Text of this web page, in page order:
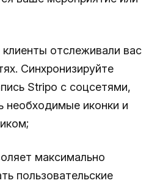
отслеживали вас
Синхронизируйте
Stripo с соцсетями,
необходимые иконки и
максимально
пользовательские